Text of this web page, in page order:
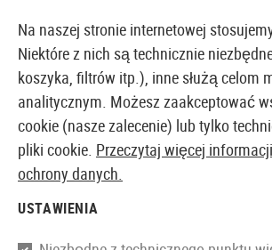
EUROPEJSKI AIRSOFT SKLEP I
Strona główna
Na naszej stronie internetowej
Niektóre z nich są technicznie
koszyka, filtrów itp.), inne służą celom
analitycznym. Możesz zaakceptować
cookie (nasze zalecenie) lub tylko
pliki cookie. Przeczytaj więcej
ochrony danych.
USTAWIENIA